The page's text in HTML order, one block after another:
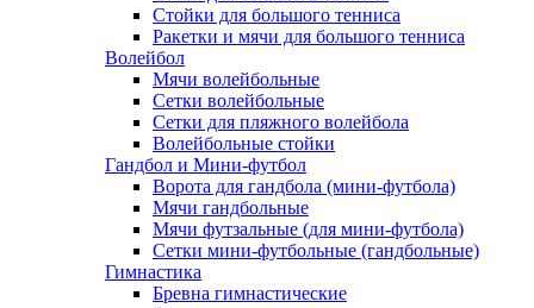
Стойки для большого тенниса
Ракетки и мячи для большого тенниса
Волейбол
Мячи волейбольные
Сетки волейбольные
Сетки для пляжного волейбола
Волейбольные стойки
Гандбол и Мини-футбол
Ворота для гандбола (мини-футбола)
Мячи гандбольные
Мячи футзальные (для мини-футбола)
Сетки мини-футбольные (гандбольные)
Гимнастика
Бревна гимнастические